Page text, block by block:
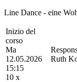
Line Dance - eine
Inizio del
corso
Ma
12.05.2026
15:15
10 x
Ruth